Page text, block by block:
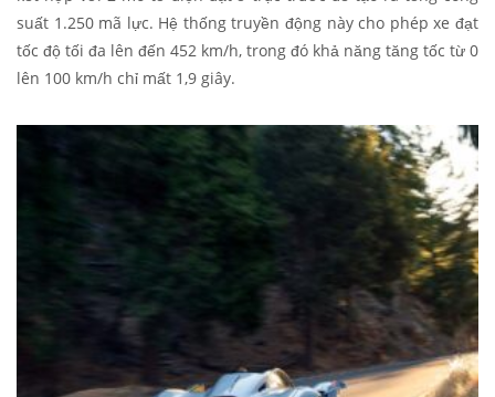
suất 1.250 mã lực. Hệ thống truyền động này cho phép xe đạt
tốc độ tối đa lên đến 452 km/h, trong đó khả năng tăng tốc từ 0
lên 100 km/h chỉ mất 1,9 giây.